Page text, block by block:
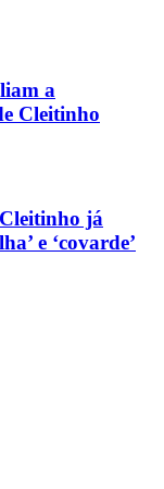
a
Cleitinho
já
e ‘covarde’